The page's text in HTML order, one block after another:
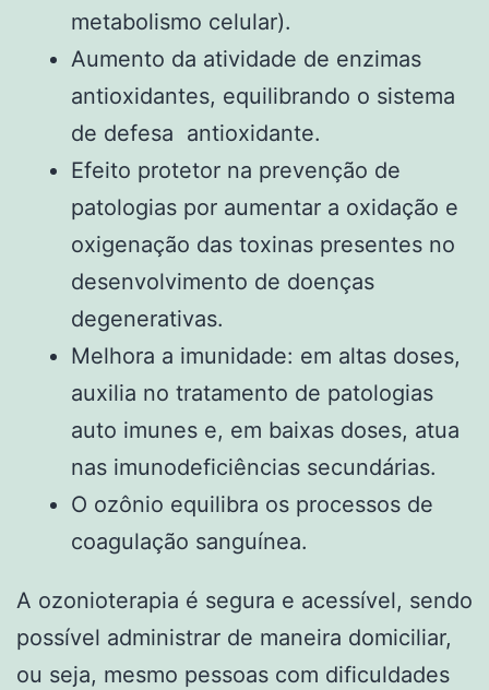
metabolismo celular).
Aumento da atividade de enzimas
antioxidantes, equilibrando o sistema
de defesa antioxidante.
Efeito protetor na prevenção de
patologias por aumentar a oxidação e
oxigenação das toxinas presentes no
desenvolvimento de doenças
degenerativas.
Melhora a imunidade: em altas doses,
auxilia no tratamento de patologias
auto imunes e, em baixas doses, atua
nas imunodeficiências secundárias.
O ozônio equilibra os processos de
coagulação sanguínea.
A ozonioterapia é segura e acessível, sendo
possível administrar de maneira domiciliar,
ou seja, mesmo pessoas com dificuldades